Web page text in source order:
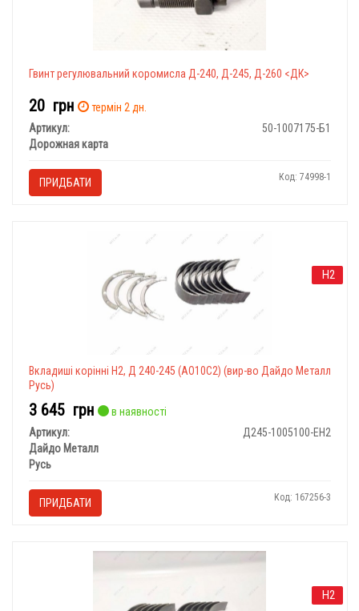
Гвинт регулювальний коромисла Д-240, Д-245, Д-260 <ДК>
20 грн
термін 2 дн.
Артикул:
50-1007175-Б1
Дорожная карта
ПРИДБАТИ Код: 74998-1
Вкладиші корінні Н2, Д 240-245 (АО10С2) (вир-во Дайдо Металл
Русь)
3 645 грн
в наявності
Артикул:
Д245-1005100-ЕН2
Дайдо Металл
Русь
ПРИДБАТИ Код: 167256-3
Н2
Н2